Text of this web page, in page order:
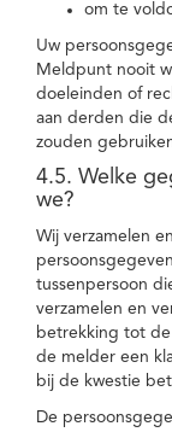
om te
Uw
Meldpunt nooit
doeleinden of
aan derden die
zouden
4.5. Welke
we?
Wij verzamelen
tussenpersoon
verzamelen en
betrekking tot
de melder een
bij de kwestie
De